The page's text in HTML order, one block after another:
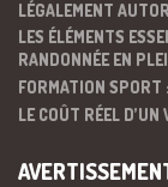
LÉGALEMENT
LES ÉLÉMENTS
RANDONNÉE EN
FORMATION SPORT
LE COÛT RÉEL D’UN